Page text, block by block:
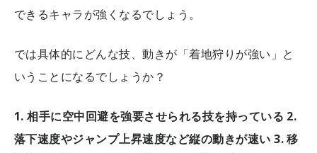
できるキャラが強くなるでしょう。
では具体的にどんな技、動きが「着地狩りが強い」と
いうことになるでしょうか？
1. 相手に空中回避を強要させられる技を持っている 2.
落下速度やジャンプ上昇速度など縦の動きが速い 3. 移